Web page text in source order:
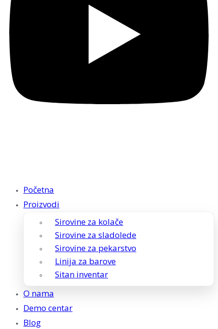
Početna
Proizvodi
Sirovine za kolače
Sirovine za sladolede
Sirovine za pekarstvo
Linija za barove
Sitan inventar
O nama
Demo centar
Blog